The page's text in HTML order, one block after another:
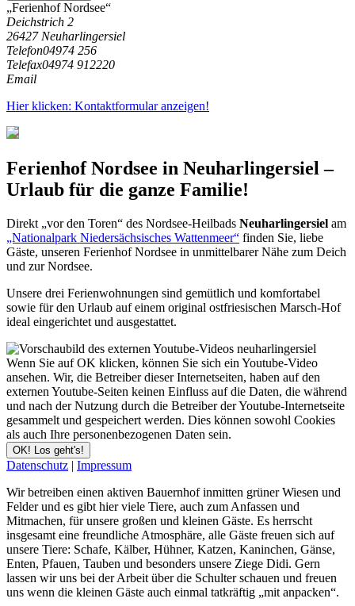
„Ferienhof Nordsee“
Deichstrich 2
26427 Neuharlingersiel
Telefon04974 256
Telefax04974 912220
Email
Hier klicken: Kontaktformular anzeigen!
Ferienhof Nordsee in Neuharlingersiel –
Urlaub für die ganze Familie!
Direkt „vor den Toren“ des Nordsee-Heilbads Neuharlingersiel am
„Nationalpark Niedersächsisches Wattenmeer“ finden Sie, liebe
Gäste, unseren Ferienhof Nordsee in unmittelbarer Nähe zum Deich
und zur Nordsee.
Unsere drei Ferienwohnungen sind gemütlich und komfortabel
sowie für den Urlaub auf einem original ostfriesischen Marsch-Hof
ideal eingerichtet und ausgestattet.
Wenn Sie auf OK klicken, können Sie sich ein Youtube-Video
ansehen. Wir, die Betreiber dieser Internetseiten, haben auf den
externen Youtube-Seiten keinen Einfluss auf die Daten, die während
und nach der Nutzung durch die Betreiber der Youtube-Internetseite
gesammelt und gespeichert werden. Dies können sowohl Cookies
als auch Ihre personenbezogenen Daten sein.
OK! Los geht's!
Datenschutz | Impressum
Wir betreiben einen aktiven Bauernhof inmitten grüner Wiesen und
Felder und es gibt hier viele Tiere, auch zum Anfassen und
Mitmachen, für unsere großen und kleinen Gäste. Es herrscht
insgesamt eine freundliche Atmosphäre, alle Gäste freuen sich auf
unsere Tiere: Schafe, Kälber, Hühner, Katzen, Kaninchen, Gänse,
Enten, Pfauen, Tauben und besonders unsere Ziege Didi. Gern
lassen wir uns bei der Arbeit über die Schulter schauen und freuen
uns wenn die kleinen Gäste auch einmal tatkräftig „mit anpacken“.